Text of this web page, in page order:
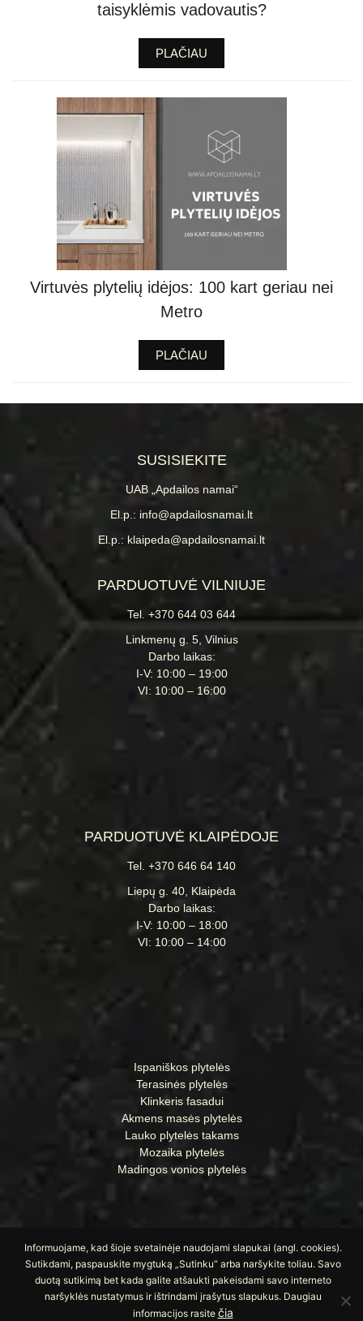
taisyklėmis vadovautis?
PLAČIAU
Virtuvės plytelių idėjos: 100 kart geriau nei
Metro
PLAČIAU
SUSISIEKITE
UAB „Apdailos namai“
El.p.: info@apdailosnamai.lt
El.p.: klaipeda@apdailosnamai.lt
PARDUOTUVĖ VILNIUJE
Tel. +370 644 03 644
Linkmenų g. 5, Vilnius
Darbo laikas:
I-V: 10:00 – 19:00
VI: 10:00 – 16:00
PARDUOTUVĖ KLAIPĖDOJE
Tel. +370 646 64 140
Liepų g. 40, Klaipėda
Darbo laikas:
I-V: 10:00 – 18:00
VI: 10:00 – 14:00
Ispaniškos plytelės
Terasinės plytelės
Klinkeris fasadui
Akmens masės plytelės
Lauko plytelės takams
Mozaika plytelės
Madingos vonios plytelės
© Visos teisės saugomos UAB „Apdailos namai“
Informuojame, kad šioje svetainėje naudojami slapukai (angl. cookies).
Sutikdami, paspauskite mygtuką „Sutinku“ arba naršykite toliau. Savo
duotą sutikimą bet kada galite atšaukti pakeisdami savo interneto
naršyklės nustatymus ir ištrindami įrašytus slapukus. Daugiau
informacijos rasite čia